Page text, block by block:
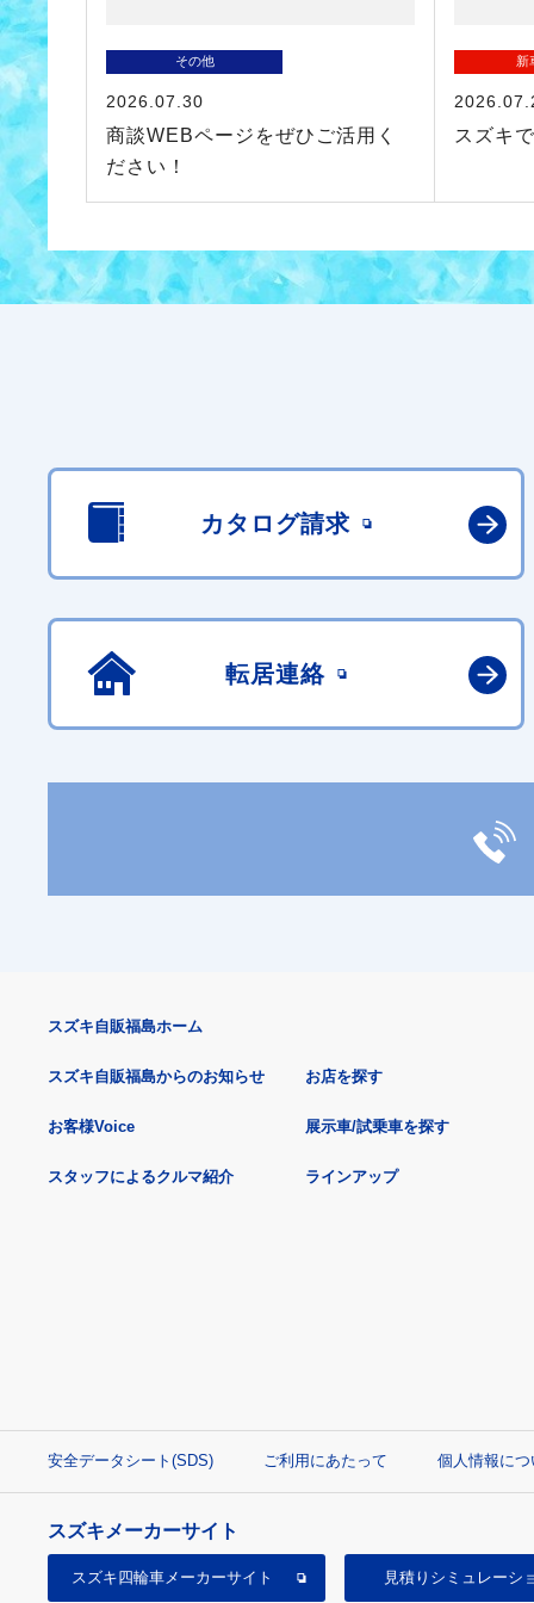
その他
2026.07.30
商談WEBページをぜひご活用く
ださい！
新
スズキ
カタログ請求
転居連絡
スズキ自販福島ホーム
スズキ自販福島からのお知らせ
お客様Voice
スタッフによるクルマ紹介
お店を探す
展示車/試乗車を探す
ラインアップ
安全データシート(SDS) ご利用にあたって 個人情報につ
スズキメーカーサイト
スズキ四輪車メーカーサイト 見積り シミュレーシ